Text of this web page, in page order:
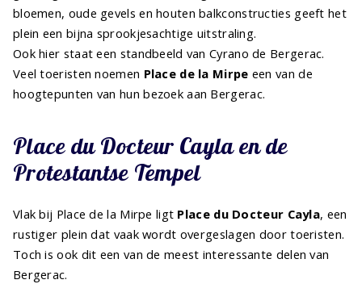
bloemen, oude gevels en houten balkconstructies geeft het
plein een bijna sprookjesachtige uitstraling.
Ook hier staat een standbeeld van Cyrano de Bergerac.
Veel toeristen noemen Place de la Mirpe een van de
hoogtepunten van hun bezoek aan Bergerac.
Place du Docteur Cayla en de
Protestantse Tempel
Vlak bij Place de la Mirpe ligt Place du Docteur Cayla, een
rustiger plein dat vaak wordt overgeslagen door toeristen.
Toch is ook dit een van de meest interessante delen van
Bergerac.